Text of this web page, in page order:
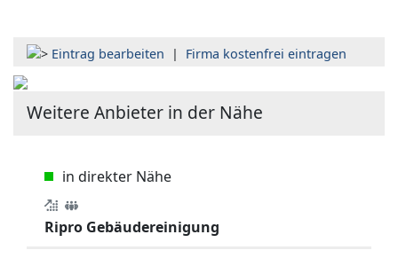
Eintrag bearbeiten | Firma kostenfrei eintragen
Weitere Anbieter in der Nähe
in direkter Nähe
Ripro Gebäudereinigung